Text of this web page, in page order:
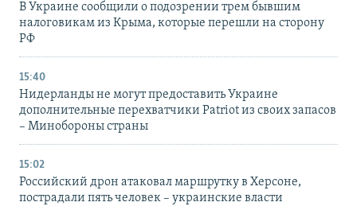
В Украине сообщили о подозрении трем бывшим
налоговикам из Крыма, которые перешли на сторону
РФ
15:40
Нидерланды не могут предоставить Украине
дополнительные перехватчики Patriot из своих запасов
– Минобороны страны
15:02
Российский дрон атаковал маршрутку в Херсоне,
пострадали пять человек – украинские власти